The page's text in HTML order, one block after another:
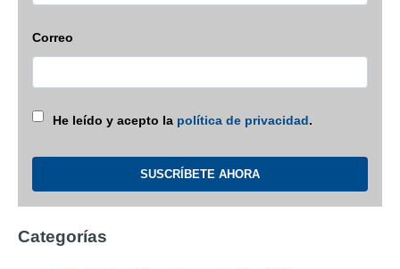
Correo
He leído y acepto la política de privacidad.
Categorías